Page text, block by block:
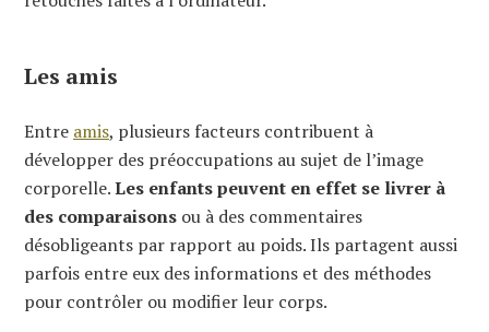
Les amis
Entre amis, plusieurs facteurs contribuent à
développer des préoccupations au sujet de l’image
corporelle.Les enfants peuvent en effet se livrer à
des comparaisons ou à des commentaires
désobligeants par rapport au poids. Ils partagent aussi
parfois entre eux des informations et des méthodes
pour contrôler ou modifier leur corps.